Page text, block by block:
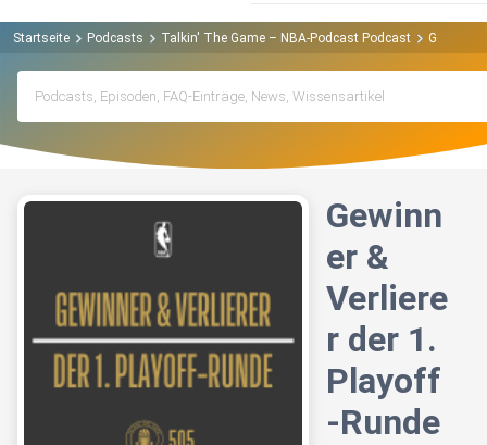
Startseite Podcasts Talkin' The Game – NBA-Podcast Podcast Gewinner
Gewinn
er &
Verliere
r der 1.
Playoff
-Runde